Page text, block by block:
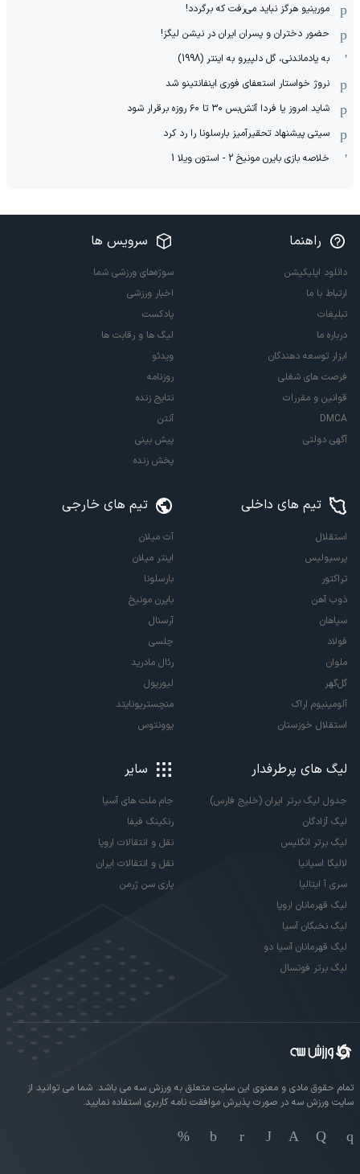
مورینیو هرگز نباید می‌رفت که برگردد!
حضور دختران و پسران ایران در نیشن لیگز!
به یادماندنی، گل دلپیرو به اینتر (1998)
نروژ خواستار استعفای فوری اینفانتینو شد
شاید امروز یا فردا آتش‌بس ۳۰ تا ۶۰ روزه برقرار شود
سیتی پیشنهاد تحقیرآمیز بارسلونا را رد کرد
خلاصه بازی بایرن مونیخ 2 - استون ویلا 1
راهنما
دانلود اپلیکیشن
ارتباط با ما
تبلیغات
درباره ما
ابزار توسعه دهندگان
فرصت های شغلی
قوانین و مقررات
DMCA
آگهی دولتی
سرویس ها
سوژه‌های ورزشی شما
اخبار ورزشی
پادکست
لیگ ها و رقابت ها
ویدئو
روزنامه
نتایج زنده
آنتن
پیش بینی
پخش زنده
تیم های داخلی
استقلال
پرسپولیس
تراکتور
ذوب آهن
سپاهان
فولاد
ملوان
گل‌گهر
آلومینیوم اراک
استقلال خوزستان
تیم های خارجی
آث میلان
اینتر میلان
بارسلونا
بایرن مونیخ
آرسنال
چلسی
رئال مادرید
لیورپول
منچستریونایتد
یوونتوس
لیگ های پرطرفدار
جدول لیگ برتر ایران (خلیج فارس)
لیگ آزادگان
لیگ برتر انگلیس
لالیگا اسپانیا
سری آ ایتالیا
لیگ قهرمانان اروپا
لیگ نخبگان آسیا
لیگ قهرمانان آسیا دو
لیگ برتر فوتسال
سایر
جام ملت های آسیا
رنکینگ فیفا
نقل و انتقالات اروپا
نقل و انتقالات ایران
پاری سن ژرمن
تمام حقوق مادی و معنوی این سایت متعلق به ورزش سه می باشد. شما می توانید از
سایت ورزش سه در صورت پذیرش موافقت نامه کاربری استفاده نمایید.